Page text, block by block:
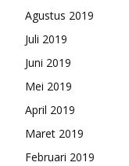
Agustus 2019
Juli 2019
Juni 2019
Mei 2019
April 2019
Maret 2019
Februari 2019